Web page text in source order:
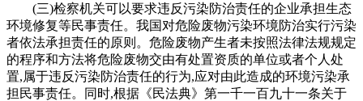
(三)检察机关可以要求违反污染防治责任的企业承担生态
环境修复等民事责任。我国对危险废物污染环境防治实行污染
者依法承担责任的原则。危险废物产生者未按照法律法规规定
的程序和方法将危险废物交由有处置资质的单位或者个人处
置,属于违反污染防治责任的行为,应对由此造成的环境污染承
担民事责任。同时,根据《民法典》第一千一百九十一条关于